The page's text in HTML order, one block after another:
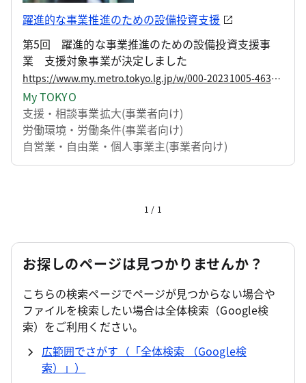
躍進的な事業推進のための設備投資支援
第5回 躍進的な事業推進のための設備投資支援事
業 支援対象事業が決定しました
https://www.my.metro.tokyo.lg.jp/w/000-20231005-4639642
My TOKYO
支援・相談事業拡大(事業者向け)
労働環境・労働条件(事業者向け)
自営業・自由業・個人事業主(事業者向け)
1 / 1
お探しのページは見つかりませんか？
こちらの検索ページでページが見つからない場合や
ファイルを検索したい場合は全体検索（Google検
索）をご利用ください。
広範囲でさがす（「全体検索 （Google検
索）」）